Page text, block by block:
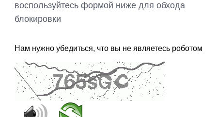
воспользуйтесь формой ниже для обхода
блокировки
Нам нужно убедиться, что вы не являетесь роботом